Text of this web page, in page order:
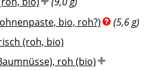
bio, roh?)
(5,6 g)
(roh, bio)
roh (bio)